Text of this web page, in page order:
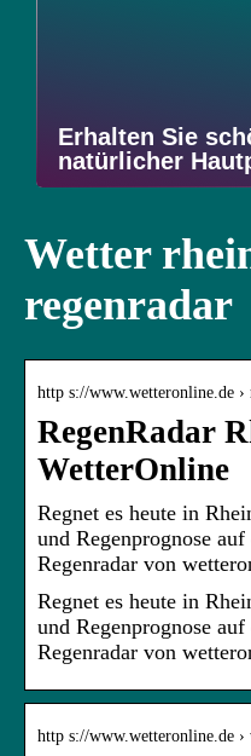
Erhalten Sie
natürlicher
Wetter
regenradar
http s://www.wetteronline.de ›
RegenRadar
WetterOnline
Regnet es heute in
und Regenprognose
Regenradar von
Regnet es heute in
und Regenprognose
Regenradar von
http s://www.wetteronline.de ›